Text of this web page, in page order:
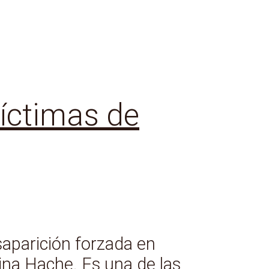
de
forzada en
Hache. Es una de las